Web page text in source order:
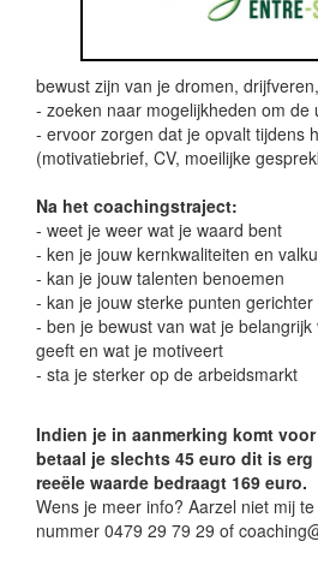
bewust zijn van je dromen,
- zoeken naar mogelijkheden om de
- ervoor zorgen dat je opvalt tijdens
(motivatiebrief, CV, moeilijke
Na het coachingstraject:
- weet je weer wat je waard bent
- ken je jouw kernkwaliteiten en
- kan je jouw talenten benoemen
- kan je jouw sterke punten gerichter
- ben je bewust van wat je
geeft en wat je motiveert
- sta je sterker op de arbeidsmarkt
Indien je in aanmerking komt
betaal je slechts 45 euro dit is
reeële waarde bedraagt 169 euro.
Wens je meer info? Aarzel niet mij
nummer 0479 29 79 29 of